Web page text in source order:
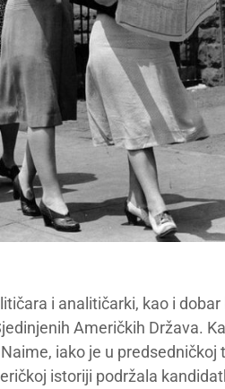
i analitičarki, kao i dobar
Američkih Država.
iako je u predsedničkoj
istoriji podržala